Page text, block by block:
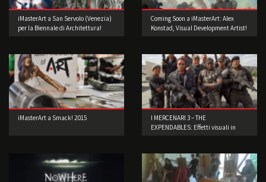
iMasterArt a San Servolo (Venezia)
per la Biennale di Architettura!
Coming Soon a iMasterArt: Alex
Konstad, Visual Development Artist!
iMasterArt a Smack! 2015
I MERCENARI 3 – THE
EXPENDABLES: Effetti visuali in